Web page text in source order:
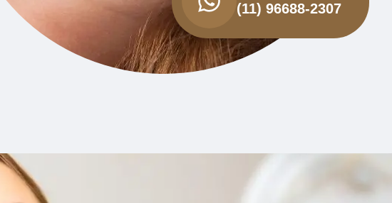
(11) 96688-2307